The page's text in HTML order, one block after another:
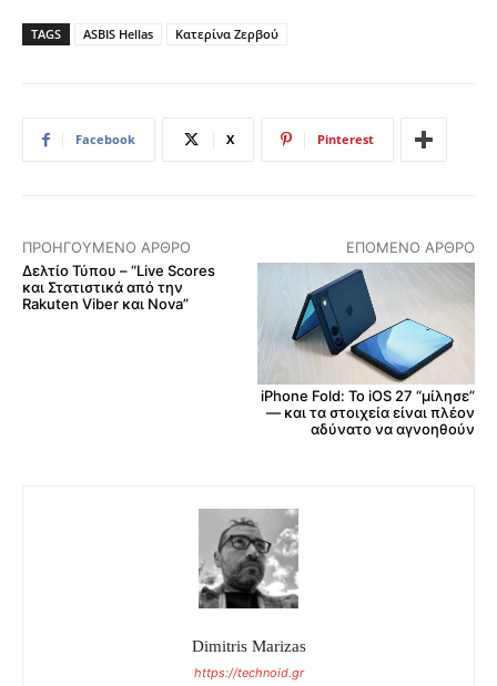
TAGS ASBIS Hellas Κατερίνα Ζερβού
Facebook X Pinterest
ΠΡΟΗΓΟΎΜΕΝΟ ΆΡΘΡΟ
Δελτίο Τύπου – “Live Scores
και Στατιστικά από την
Rakuten Viber και Nova”
ΕΠΌΜΕΝΟ ΆΡΘΡΟ
iPhone Fold: Το iOS 27 “μίλησε”
— και τα στοιχεία είναι πλέον
αδύνατο να αγνοηθούν
Dimitris Marizas
https://technoid.gr